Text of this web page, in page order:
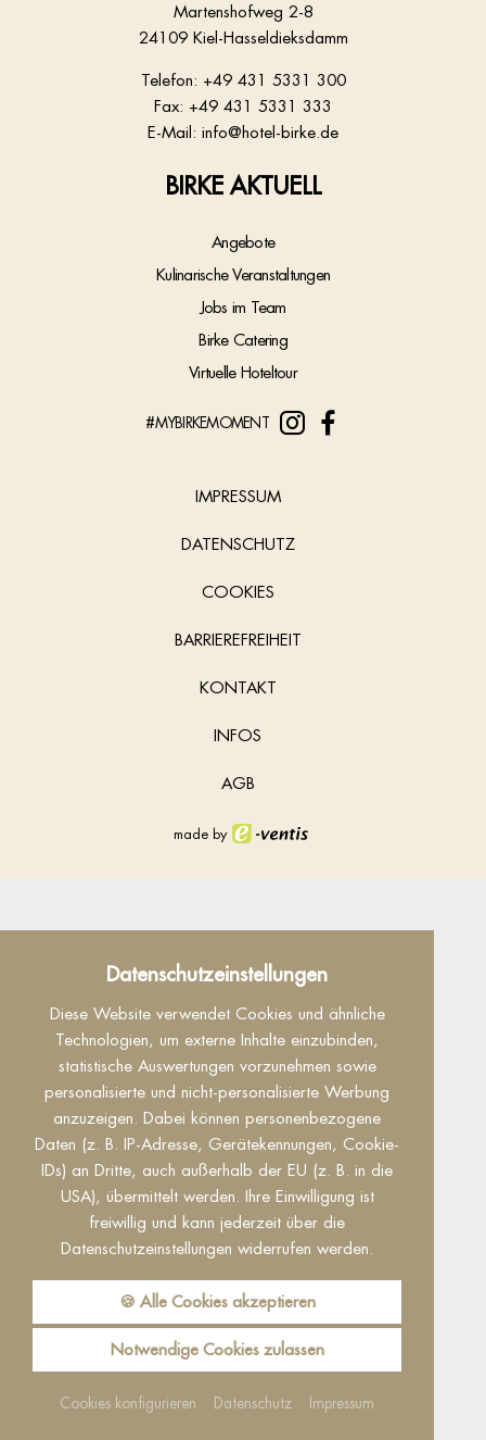
Datenschutzeinstellungen
Diese Website verwendet Cookies und ähnliche
Technologien, um externe Inhalte einzubinden,
statistische Auswertungen vorzunehmen sowie
personalisierte und nicht-personalisierte Werbung
anzuzeigen. Dabei können personenbezogene
Daten (z. B. IP-Adresse, Gerätekennungen, Cookie-
IDs) an Dritte, auch außerhalb der EU (z. B. in die
USA), übermittelt werden. Ihre Einwilligung ist
freiwillig und kann jederzeit über die
Datenschutzeinstellungen widerrufen werden.
🍪 Alle Cookies akzeptieren
Notwendige Cookies zulassen
Cookies konfigurieren Datenschutz Impressum
Martenshofweg 2-8
24109 Kiel-Hasseldieksdamm
Telefon: +49 431 5331 300
Fax: +49 431 5331 333
E-Mail: info@hotel-birke.de
BIRKE AKTUELL
Angebote
Kulinarische Veranstaltungen
Jobs im Team
Birke Catering
Virtuelle Hoteltour
#MYBIRKEMOMENT
IMPRESSUM
DATENSCHUTZ
COOKIES
BARRIEREFREIHEIT
KONTAKT
INFOS
AGB
made by
Datenschutz
Dieser Inhalt ist nur sichtbar wenn Sie Cookies
von "Facebook" akzeptieren.
Akzeptieren Einstellungen
Reguest Messenger
Wenn Sie den Messenger nutzen möchten
müssen Sie die Cookies von Reguest